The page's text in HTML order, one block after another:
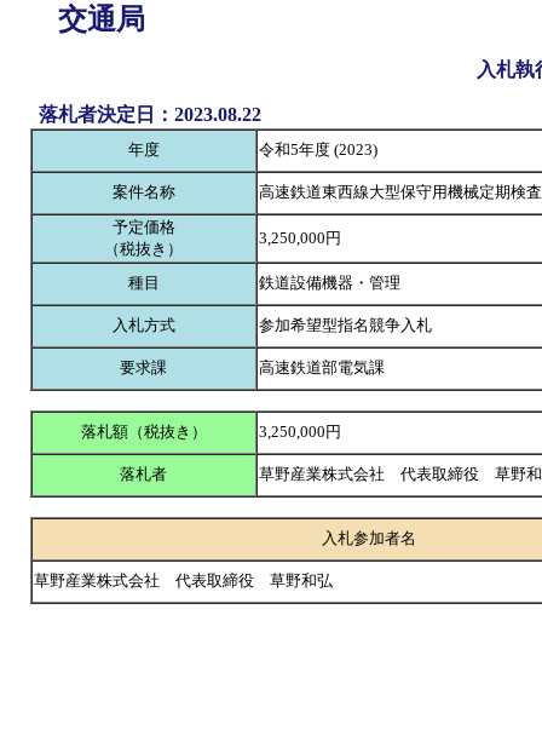
交通局
入札執
落札者決定日：2023.08.22
年度 令和5年度 (2023)
案件名称
高速鉄道東西線大型保守用機械定期検
予定価格
（税抜き）
3,250,000円
種目 鉄道設備機器・管理
入札方式 参加希望型指名競争入札
要求課 高速鉄道部電気課
落札額（税抜き） 3,250,000円
落札者 草野産業株式会社 代表取締役 草野
入札参加者名
草野産業株式会社 代表取締役 草野和弘